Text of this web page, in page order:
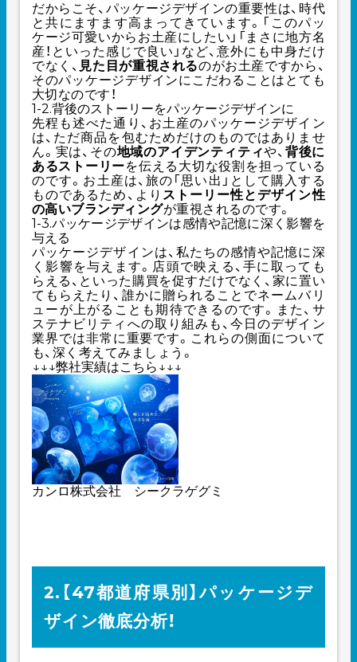
だからこそ、パッケージデザインの重要性は、時代
と共にますます高まってきています。「このパッ
ケージ可愛いからお土産にしたい」「まさに地方名
産！といった感じで良い」など、意外にも中身だけ
でなく、 見た目が重視されるのがお土産ですから、
そのパッケージデザインにこだわることはとても
大切なのです！
1-2.背後のストーリーをパッケージデザインに
先程も述べた通り、お土産のパッケージデザイン
は、ただ商品を包むためだけのものではありませ
ん。実は、その地域のアイデンティティや、 背後に
あるストーリーを伝える大切な役割を担っている
のです。お土産は、旅の「思い出」として購入する
ものであるため、より ストーリー性とデザイン性
の高いブランディングが重視されるのです。
1-3.パッケージデザインは感情や記憶に深く影響を
与える
パッケージデザインは、私たちの感情や記憶に深
く影響を与えます。店頭で映える、手に取っても
らえる、といった購買を促すだけでなく、家に置い
てもらえたり、誰かに贈られることでネームバリ
ューが上がることも期待できるのです。また、サ
ステナビリティへの取り組みも、今日のデザイン
業界では非常に重要です。これらの側面について
も、深く考えてみましょう。
↓↓↓弊社実績はこちら↓↓↓
カンロ株式会社 シークラゲグミ
2.【47都道府県別】パッケージデ
ザイン徹底分析！